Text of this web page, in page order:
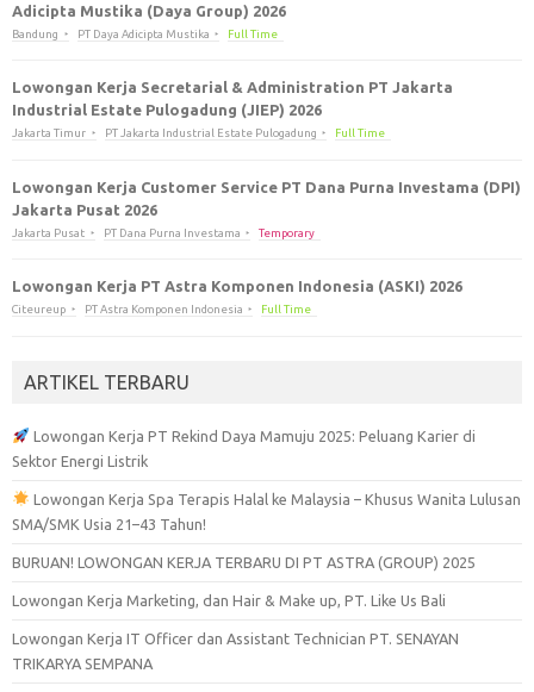
Adicipta Mustika (Daya Group) 2026
Bandung PT Daya Adicipta Mustika Full Time
Lowongan Kerja Secretarial & Administration PT Jakarta
Industrial Estate Pulogadung (JIEP) 2026
Jakarta Timur PT Jakarta Industrial Estate Pulogadung Full Time
Lowongan Kerja Customer Service PT Dana Purna Investama (DPI)
Jakarta Pusat 2026
Jakarta Pusat PT Dana Purna Investama Temporary
Lowongan Kerja PT Astra Komponen Indonesia (ASKI) 2026
Citeureup PT Astra Komponen Indonesia Full Time
ARTIKEL TERBARU
Lowongan Kerja PT Rekind Daya Mamuju 2025: Peluang Karier di
Sektor Energi Listrik
Lowongan Kerja Spa Terapis Halal ke Malaysia – Khusus Wanita Lulusan
SMA/SMK Usia 21–43 Tahun!
BURUAN! LOWONGAN KERJA TERBARU DI PT ASTRA (GROUP) 2025
Lowongan Kerja Marketing, dan Hair & Make up, PT. Like Us Bali
Lowongan Kerja IT Officer dan Assistant Technician PT. SENAYAN
TRIKARYA SEMPANA